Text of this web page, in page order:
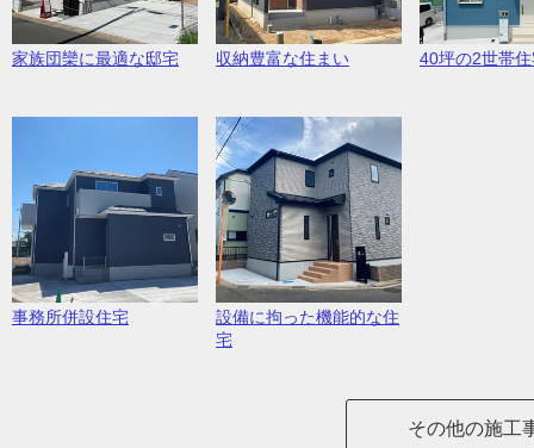
家族団欒に最適な邸宅 収納豊富な住まい 40坪の2世帯
事務所併設住宅
設備に拘った機能的な住
宅
その他の施工